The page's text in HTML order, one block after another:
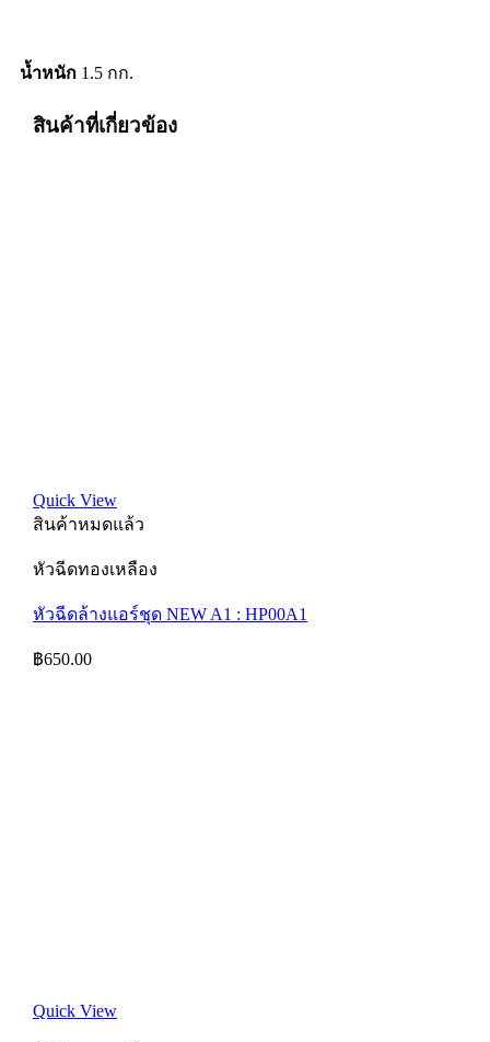
น้ำหนัก 1.5 กก.
สินค้าที่เกี่ยวข้อง
Quick View
สินค้าหมดแล้ว
หัวฉีดทองเหลือง
หัวฉีดล้างแอร์ชุด NEW A1 : HP00A1
฿650.00
Quick View